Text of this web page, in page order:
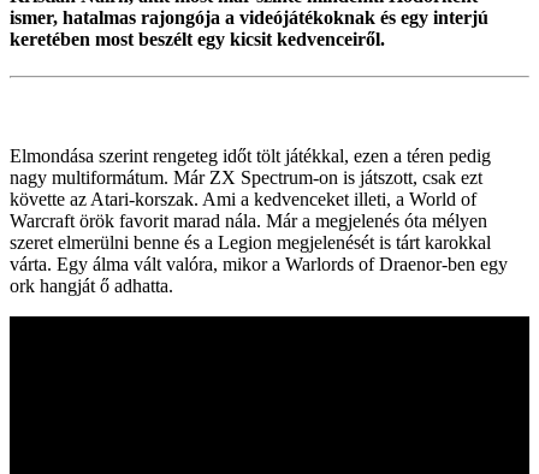
ismer, hatalmas rajongója a videójátékoknak és egy interjú
keretében most beszélt egy kicsit kedvenceiről.
Elmondása szerint rengeteg időt tölt játékkal, ezen a téren pedig
nagy multiformátum. Már ZX Spectrum-on is játszott, csak ezt
követte az Atari-korszak. Ami a kedvenceket illeti, a World of
Warcraft örök favorit marad nála. Már a megjelenés óta mélyen
szeret elmerülni benne és a Legion megjelenését is tárt karokkal
várta. Egy álma vált valóra, mikor a Warlords of Draenor-ben egy
ork hangját ő adhatta.